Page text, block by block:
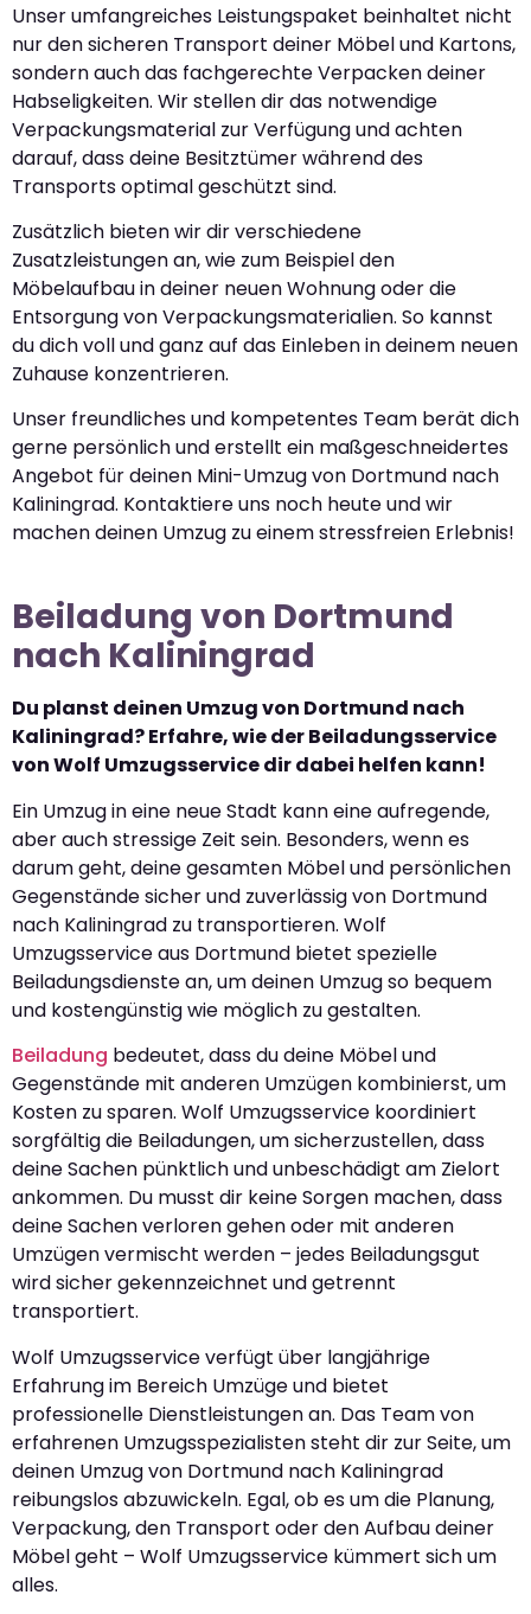
Unser umfangreiches Leistungspaket beinhaltet nicht
nur den sicheren Transport deiner Möbel und Kartons,
sondern auch das fachgerechte Verpacken deiner
Habseligkeiten. Wir stellen dir das notwendige
Verpackungsmaterial zur Verfügung und achten
darauf, dass deine Besitztümer während des
Transports optimal geschützt sind.
Zusätzlich bieten wir dir verschiedene
Zusatzleistungen an, wie zum Beispiel den
Möbelaufbau in deiner neuen Wohnung oder die
Entsorgung von Verpackungsmaterialien. So kannst
du dich voll und ganz auf das Einleben in deinem neuen
Zuhause konzentrieren.
Unser freundliches und kompetentes Team berät dich
gerne persönlich und erstellt ein maßgeschneidertes
Angebot für deinen Mini-Umzug von Dortmund nach
Kaliningrad. Kontaktiere uns noch heute und wir
machen deinen Umzug zu einem stressfreien Erlebnis!
Beiladung von Dortmund
nach Kaliningrad
Du planst deinen Umzug von Dortmund nach
Kaliningrad? Erfahre, wie der Beiladungsservice
von Wolf Umzugsservice dir dabei helfen kann!
Ein Umzug in eine neue Stadt kann eine aufregende,
aber auch stressige Zeit sein. Besonders, wenn es
darum geht, deine gesamten Möbel und persönlichen
Gegenstände sicher und zuverlässig von Dortmund
nach Kaliningrad zu transportieren. Wolf
Umzugsservice aus Dortmund bietet spezielle
Beiladungsdienste an, um deinen Umzug so bequem
und kostengünstig wie möglich zu gestalten.
Beiladung bedeutet, dass du deine Möbel und
Gegenstände mit anderen Umzügen kombinierst, um
Kosten zu sparen. Wolf Umzugsservice koordiniert
sorgfältig die Beiladungen, um sicherzustellen, dass
deine Sachen pünktlich und unbeschädigt am Zielort
ankommen. Du musst dir keine Sorgen machen, dass
deine Sachen verloren gehen oder mit anderen
Umzügen vermischt werden – jedes Beiladungsgut
wird sicher gekennzeichnet und getrennt
transportiert.
Wolf Umzugsservice verfügt über langjährige
Erfahrung im Bereich Umzüge und bietet
professionelle Dienstleistungen an. Das Team von
erfahrenen Umzugsspezialisten steht dir zur Seite, um
deinen Umzug von Dortmund nach Kaliningrad
reibungslos abzuwickeln. Egal, ob es um die Planung,
Verpackung, den Transport oder den Aufbau deiner
Möbel geht – Wolf Umzugsservice kümmert sich um
alles.